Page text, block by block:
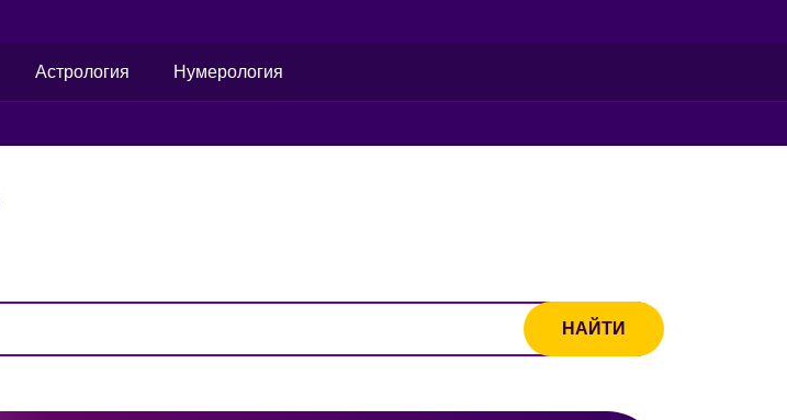
Астрология Нумерология